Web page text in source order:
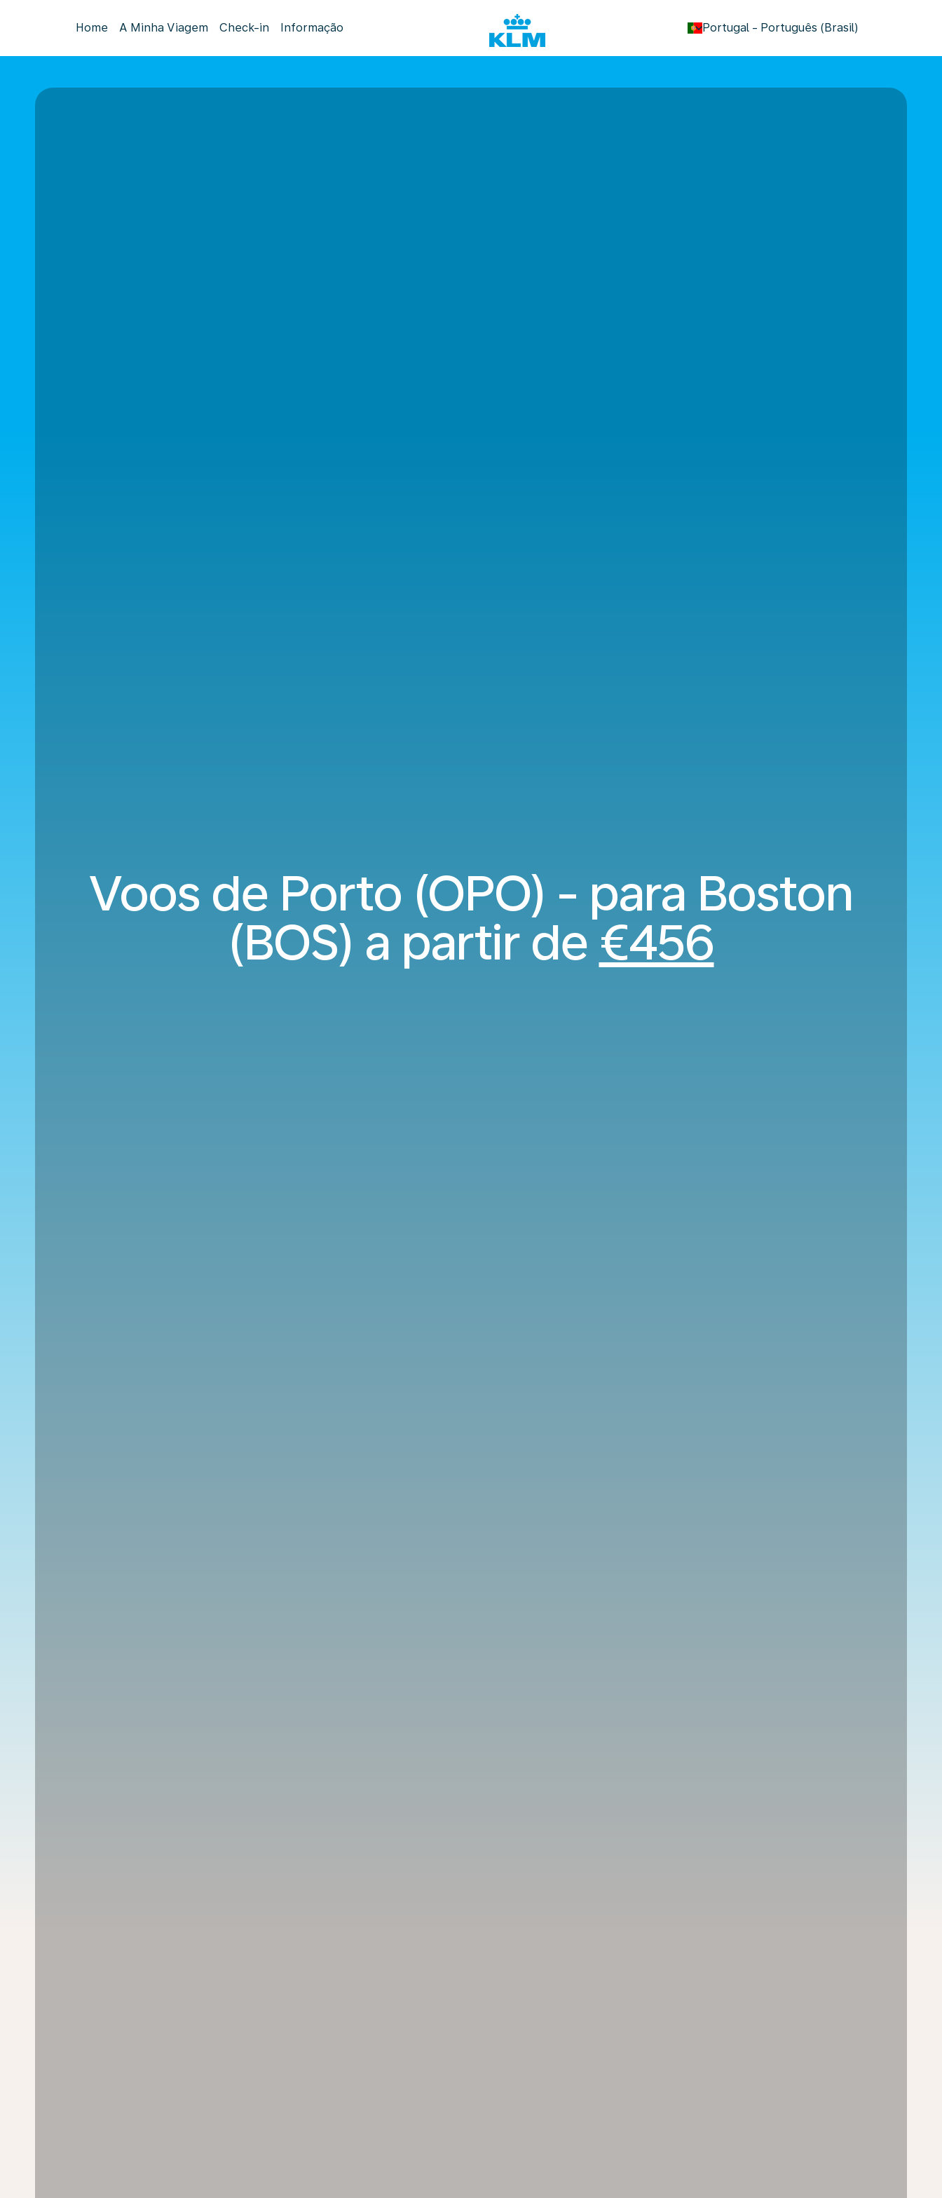
Home A Minha Viagem Check-in Informação Portugal - Português (Brasil)
keyboard_arrow_down
Voos de Porto (OPO) - para Boston
(BOS) a partir de €456